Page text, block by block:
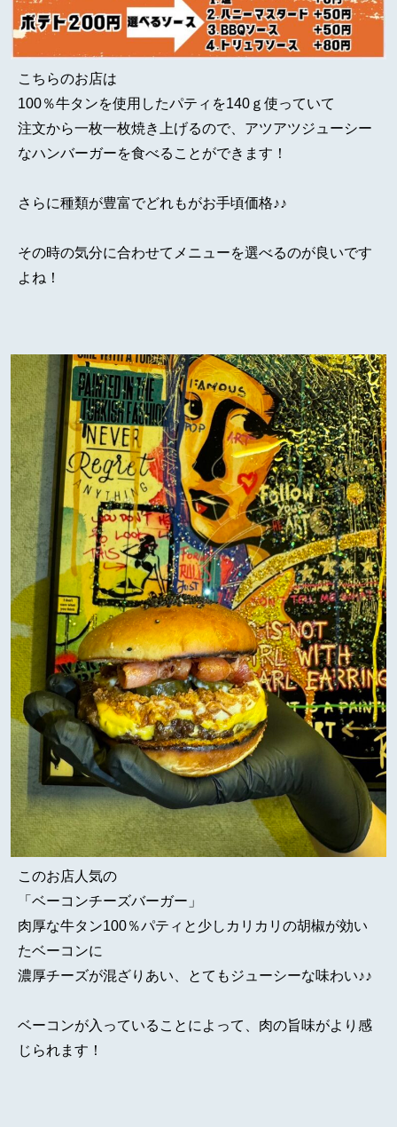
こちらのお店は
100％牛タンを使用したパティを140ｇ使っていて
注文から一枚一枚焼き上げるので、アツアツジューシー
なハンバーガーを食べることができます！
さらに種類が豊富でどれもがお手頃価格♪♪
その時の気分に合わせてメニューを選べるのが良いです
よね！
このお店人気の
「ベーコンチーズバーガー」
肉厚な牛タン100％パティと少しカリカリの胡椒が効い
たベーコンに
濃厚チーズが混ざりあい、とてもジューシーな味わい♪♪
ベーコンが入っていることによって、肉の旨味がより感
じられます！